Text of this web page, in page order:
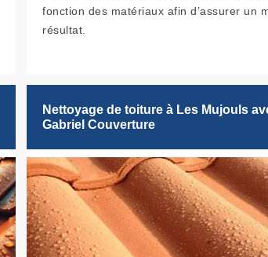
fonction des matériaux afin d’assurer un
résultat.
Nettoyage de toiture à Les Mujouls
Gabriel Couverture